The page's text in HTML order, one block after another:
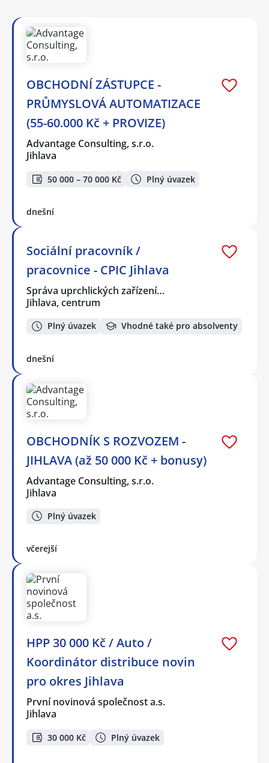
OBCHODNÍ ZÁSTUPCE -
PRŮMYSLOVÁ AUTOMATIZACE
(55-60.000 Kč + PROVIZE)
Advantage Consulting, s.r.o.
Jihlava
50 000 – 70 000 Kč Plný úvazek
dnešní
Sociální pracovník /
pracovnice - CPIC Jihlava
Správa uprchlických zařízení…
Jihlava, centrum
Plný úvazek Vhodné také pro absolventy
dnešní
OBCHODNÍK S ROZVOZEM -
JIHLAVA (až 50 000 Kč + bonusy)
Advantage Consulting, s.r.o.
Jihlava
Plný úvazek
včerejší
HPP 30 000 Kč / Auto /
Koordinátor distribuce novin
pro okres Jihlava
První novinová společnost a.s.
Jihlava
30 000 Kč Plný úvazek